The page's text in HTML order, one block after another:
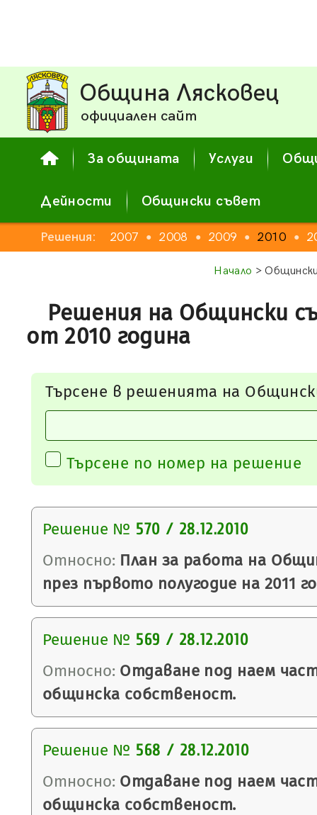
Община Лясковец
официален сайт
За общината Услуги
Дейности Общински съвет
Решения:
● 2006 2007 ● 2008 ● 2009 ● 2010 ●
Начало >
Решения на Общински
от 2010 година
Търсене в решенията на
Търсене по номер на решение
Решение № 570 / 28.12.2010
Относно: План за работа на
през първото полугодие на 2011
Решение № 569 / 28.12.2010
Относно: Отдаване под наем
общинска собственост.
Решение № 568 / 28.12.2010
Относно: Отдаване под наем
общинска собственост.